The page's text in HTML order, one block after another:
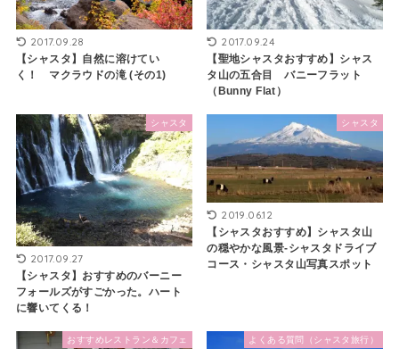
2017.09.28
【シャスタ】自然に溶けてい
く！ マクラウドの滝 (その1)
2017.09.24
【聖地シャスタおすすめ】シャス
タ山の五合目 バニーフラット
（Bunny Flat）
シャスタ
2017.09.27
【シャスタ】おすすめのバーニー
フォールズがすごかった。ハート
に響いてくる！
シャスタ
2019.06.12
【シャスタおすすめ】シャスタ山
の穏やかな風景-シャスタドライブ
コース・シャスタ山写真スポット
おすすめレストラン＆カフェ よくある質問（シャスタ旅行）